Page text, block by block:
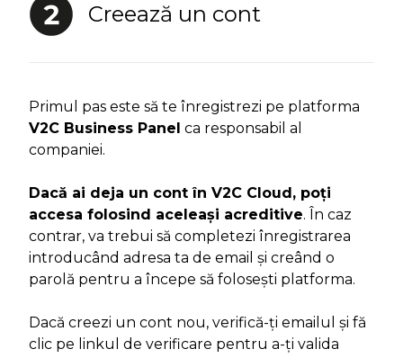
Creează un cont
Primul pas este să te înregistrezi pe platforma
V2C Business Panel ca responsabil al
companiei.
Dacă ai deja un cont în V2C Cloud, poți
accesa folosind aceleași acreditive. În caz
contrar, va trebui să completezi înregistrarea
introducând adresa ta de email și creând o
parolă pentru a începe să folosești platforma.
Dacă creezi un cont nou, verifică-ți emailul și fă
clic pe linkul de verificare pentru a-ți valida